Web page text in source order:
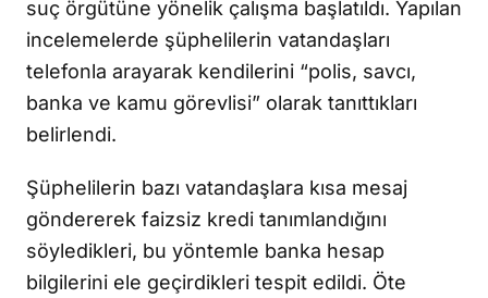
suç örgütüne yönelik çalışma başlatıldı. Yapılan
incelemelerde şüphelilerin vatandaşları
telefonla arayarak kendilerini “polis, savcı,
banka ve kamu görevlisi” olarak tanıttıkları
belirlendi.
Şüphelilerin bazı vatandaşlara kısa mesaj
göndererek faizsiz kredi tanımlandığını
söyledikleri, bu yöntemle banka hesap
bilgilerini ele geçirdikleri tespit edildi. Öte